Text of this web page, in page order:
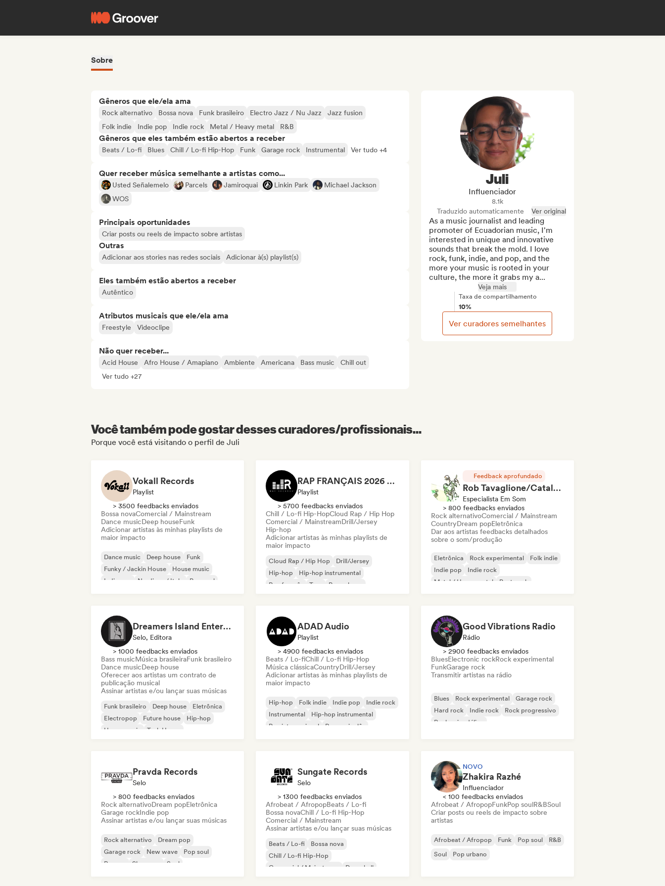
Sobre
Gêneros que ele/ela ama
Rock alternativo Bossa nova Funk brasileiro Electro Jazz / Nu Jazz
Jazz fusion
Folk indie
Indie pop Indie rock Metal / Heavy metal R&B
Gêneros que eles também estão abertos a receber
Beats / Lo-fi Blues Chill / Lo-fi Hip-Hop Funk Garage rock Instrumental Ver tudo +4
Quer receber música semelhante a artistas como...
Usted Señalemelo Parcels Jamiroquai Linkin Park
Michael Jackson
WOS
Principais oportunidades
Criar posts ou reels de impacto sobre artistas
Outras
Adicionar aos stories nas redes sociais Adicionar à(s) playlist(s)
Eles também estão abertos a receber
Autêntico
Atributos musicais que ele/ela ama
Freestyle Videoclipe
Não quer receber...
Acid House Afro House / Amapiano Ambiente Americana Bass music
Chill out
Ver tudo +27
Juli
Influenciador
8.1k
Traduzido automaticamente
Ver original
As a music journalist and leading
promoter of Ecuadorian music, I'm
interested in unique and innovative
sounds that break the mold. I love
rock, funk, indie, and pop, and the
more your music is rooted in your
culture, the more it grabs my a...
Veja mais
Taxa de compartilhamento
10%
Ver curadores semelhantes
Você também pode gostar desses curadores/profissionais...
Porque você está visitando o perfil de Juli
Vokall Records
Playlist
> 3500 feedbacks enviados
Bossa novaComercial / Mainstream
Dance musicDeep houseFunk
Adicionar artistas às minhas playlists de
maior impacto
Dance music Deep house
Funk
Funky / Jackin House
House music
Indie pop
Nu-disco / Italo Pop soul
RAP FRANÇAIS 2026 🔥🇫🇷 (Way Records)
Playlist
> 5700 feedbacks enviados
Chill / Lo-fi Hip-HopCloud Rap / Hip Hop
Comercial / MainstreamDrill/Jersey
Hip-hop
Adicionar artistas às minhas playlists de
maior impacto
Cloud Rap / Hip Hop
Drill/Jersey
Hip-hop
Hip-hop instrumental
Rap francês
Trap
Pop urbano
Feedback aprofundado
Rob Tavaglione/Catalyst Recording
Especialista Em Som
> 800 feedbacks enviados
Rock alternativoComercial / Mainstream
CountryDream popEletrônica
Dar aos artistas feedbacks detalhados
sobre o som/produção
Eletrônica Rock experimental
Folk indie
Indie pop
Indie rock
Metal / Heavy metal
Post punk
Dreamers Island Entertainment
Selo, Editora
> 1000 feedbacks enviados
Bass musicMúsica brasileiraFunk brasileiro
Dance musicDeep house
Oferecer aos artistas um contrato de
publicação musical
Assinar artistas e/ou lançar suas músicas
Funk brasileiro Deep house
Eletrônica
Electropop
Future house
Hip-hop
House music
Tech House
ADAD Audio
Playlist
> 4900 feedbacks enviados
Beats / Lo-fiChill / Lo-fi Hip-Hop
Música clássicaCountryDrill/Jersey
Adicionar artistas às minhas playlists de
maior impacto
Hip-hop Folk indie Indie pop
Indie rock
Instrumental
Hip-hop instrumental
Rap internacional
Rap em inglês
Good Vibrations Radio
Rádio
> 2900 feedbacks enviados
BluesElectronic rockRock experimental
FunkGarage rock
Transmitir artistas na rádio
Blues Rock experimental
Garage rock
Hard rock
Indie rock
Rock progressivo
Rock psicodélico
Pravda Records
Selo
> 800 feedbacks enviados
Rock alternativoDream popEletrônica
Garage rockIndie pop
Assinar artistas e/ou lançar suas músicas
Rock alternativo
Dream pop
Garage rock
New wave
Pop soul
Reggae
Shoegaze Soul
Sungate Records
Selo
> 1300 feedbacks enviados
Afrobeat / AfropopBeats / Lo-fi
Bossa novaChill / Lo-fi Hip-Hop
Comercial / Mainstream
Assinar artistas e/ou lançar suas músicas
Beats / Lo-fi
Bossa nova
Chill / Lo-fi Hip-Hop
Comercial / Mainstream
Dancehall
NOVO
Zhakira Razhé
Influenciador
< 100 feedbacks enviados
Afrobeat / AfropopFunkPop soulR&BSoul
Criar posts ou reels de impacto sobre
artistas
Afrobeat / Afropop Funk Pop soul
R&B
Soul
Pop urbano